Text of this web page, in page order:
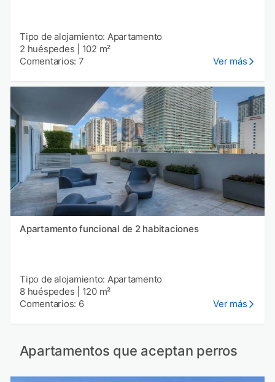
Tipo de alojamiento: Apartamento
2 huéspedes
102 m²
Comentarios: 7
Ver más
Apartamento funcional de 2 habitaciones
Tipo de alojamiento: Apartamento
8 huéspedes
120 m²
Comentarios: 6
Ver más
Apartamentos que aceptan perros